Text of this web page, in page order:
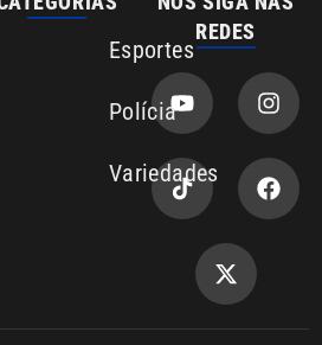
Sobre nós
a emissora VTV SBT
a VTV SBT acompanha:
com a VTV News
Política de
privacidade